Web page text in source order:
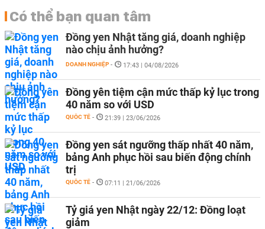
Có thể bạn quan tâm
Đồng yen Nhật tăng giá, doanh nghiệp
nào chịu ảnh hưởng?
DOANH NGHIỆP - 17:43 | 04/08/2026
Đồng yên tiệm cận mức thấp kỷ lục trong
40 năm so với USD
QUỐC TẾ - 21:39 | 23/06/2026
Đồng yen sát ngưỡng thấp nhất 40 năm,
bảng Anh phục hồi sau biến động chính
trị
QUỐC TẾ - 07:11 | 21/06/2026
Tỷ giá yen Nhật ngày 22/12: Đồng loạt
giảm